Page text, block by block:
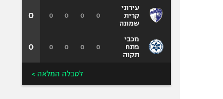
עירוני
קרית
שמונה
מכבי
פתח
תקוה
0
0
0
0
0
0
0
0
0
0
לטבלה המלאה >